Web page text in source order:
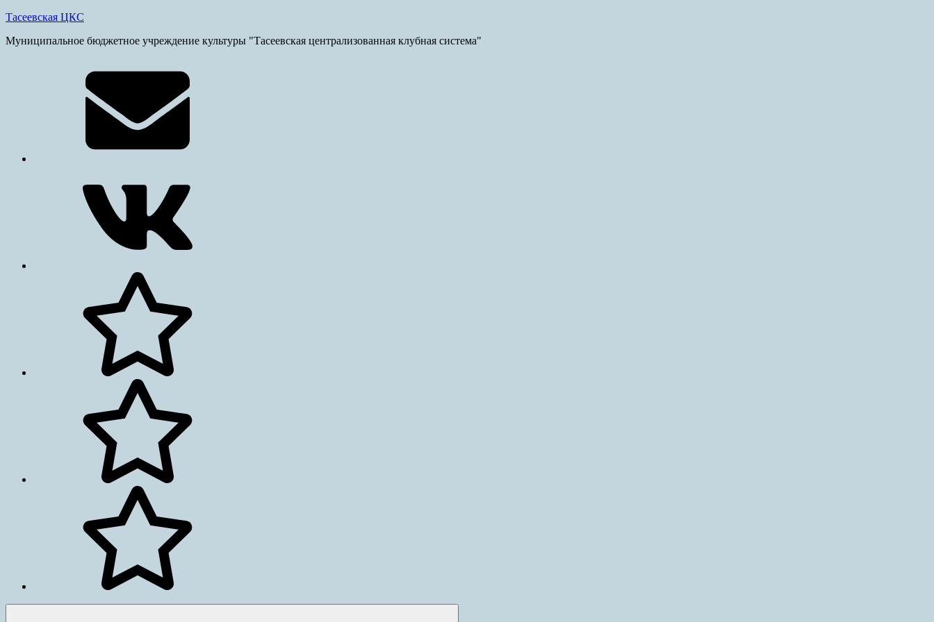
Skip
content
Тасеевская ЦКС
Муниципальное бюджетное учреждение культуры "Тасеевская централизованная клубная система"
конфиденциальности
конфиденциальности